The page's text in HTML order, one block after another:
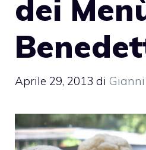
dei
Aprile 29, 2013 di